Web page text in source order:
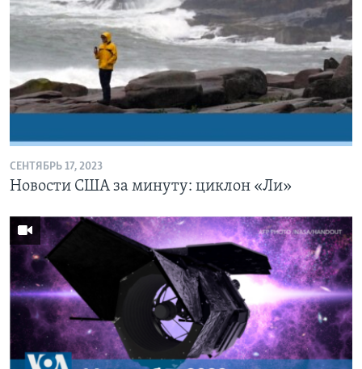
СЕНТЯБРЬ 17, 2023
Новости США за минуту: циклон «Ли»